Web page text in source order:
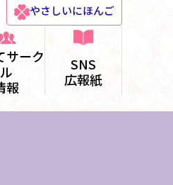
やさしいにほんご
サーク
ル
報
SNS
広報紙